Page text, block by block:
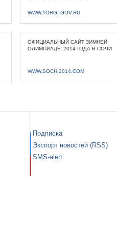
WWW.TORGI.GOV.RU
ОФИЦИАЛЬНЫЙ САЙТ ЗИМНЕЙ
ОЛИМПИАДЫ 2014 ГОДА В СОЧИ
WWW.SOCHI2014.COM
Подписка
Экспорт новостей (RSS)
SMS-alert